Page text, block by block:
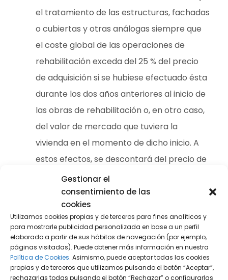
Gestionar el
consentimiento de las
cookies
Utilizamos cookies propias y de terceros para fines analíticos y
para mostrarle publicidad personalizada en base a un perfil
elaborado a partir de sus hábitos de navegación (por ejemplo,
páginas visitadas). Puede obtener más información en nuestra
Política de Cookies. Asimismo, puede aceptar todas las cookies
propias y de terceros que utilizamos pulsando el botón “Aceptar”,
rechazarlas todas pulsando el botón “Rechazar” o configurarlas
el tratamiento de las estructuras, fachadas
o cubiertas y otras análogas siempre que
el coste global de las operaciones de
rehabilitación exceda del 25 % del precio
de adquisición si se hubiese efectuado ésta
durante los dos años anteriores al inicio de
las obras de rehabilitación o, en otro caso,
del valor de mercado que tuviera la
vivienda en el momento de dicho inicio. A
estos efectos, se descontará del precio de
adquisición o del valor de mercado de la
vivienda la parte proporcional
correspondiente al suelo.
En el Impuesto sobre la Renta de las Personas
Físicas, el valor de las obras de rehabilitación se
añade al valor de la vivienda y se amortiza
anualmente, del mismo modo que cualquier